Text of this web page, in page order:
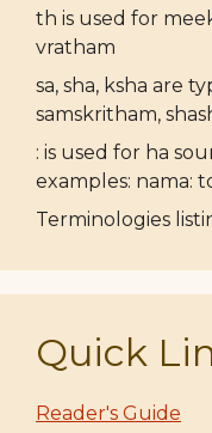
th is used for
vratham
sa, sha, ksha are
samskritham,
: is used for ha
examples: nama:
Terminologies
Quick
Reader's Guide